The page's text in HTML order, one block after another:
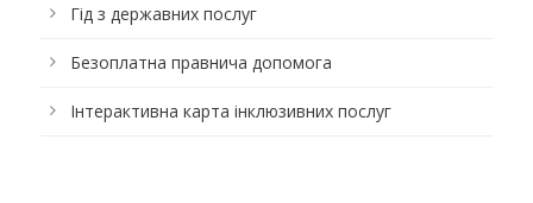
Гід з державних послуг
Безоплатна правнича допомога
Інтерактивна карта інклюзивних послуг